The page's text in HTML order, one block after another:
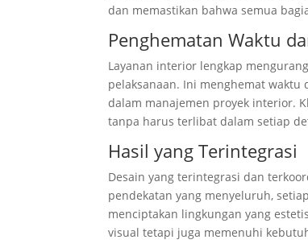
dan memastikan bahwa semua
Penghematan Waktu
Layanan interior lengkap
pelaksanaan. Ini menghemat
dalam manajemen proyek interior.
tanpa harus terlibat dalam setiap
Hasil yang Terintegrasi
Desain yang terintegrasi dan
pendekatan yang menyeluruh,
menciptakan lingkungan yang
visual tetapi juga memenuhi